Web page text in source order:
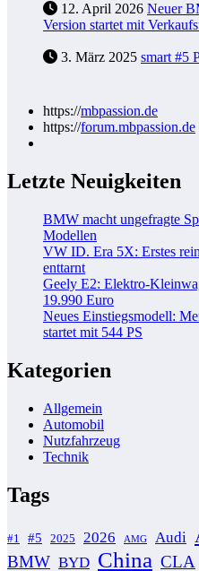
12. April 2026 Neuer
Version startet mit
3. März 2025 smart #5
https://mbpassion.de
https://forum.mbpassion.de
Letzte Neuigkeiten
BMW macht ungefragte
Modellen
VW ID. Era 5X: Erstes
enttarnt
Geely E2: Elektro-
19.990 Euro
Neues Einstiegsmodell:
startet mit 544 PS
Kategorien
Allgemein
Automobil
Nutzfahrzeug
Technik
Tags
#1 #5 2025 2026 AMG Audi
BMW BYD China CLA